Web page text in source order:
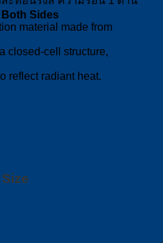
Sides
material made from
closed-cell structure,
reflect radiant heat.